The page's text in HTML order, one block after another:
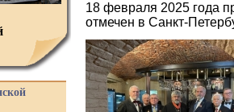
18 февраля 2025 года
отмечен в Санкт-